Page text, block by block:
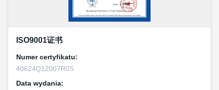
ISO9001证书
Numer certyfikatu:
40624Q12007R0S
Data wydania: